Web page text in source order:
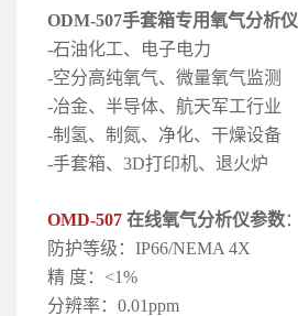
ODM-507手套箱专用氧气分析仪
-石油化工、电子电力
-空分高纯氧气、微量氧气监测
-冶金、半导体、航天军工行业
-制氢、制氮、净化、干燥设备
-手套箱、3D打印机、退火炉
OMD-507 在线氧气分析仪参数：
防护等级：IP66/NEMA 4X
精 度：<1%
分辨率：0.01ppm